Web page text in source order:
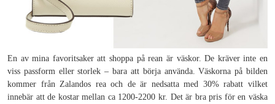
En av mina favoritsaker att shoppa på rean är väskor. De kräver inte en
viss passform eller storlek – bara att börja använda. Väskorna på bilden
kommer från Zalandos rea och de är nedsatta med 30% rabatt vilket
innebär att de kostar mellan ca 1200-2200 kr. Det är bra pris för en väska